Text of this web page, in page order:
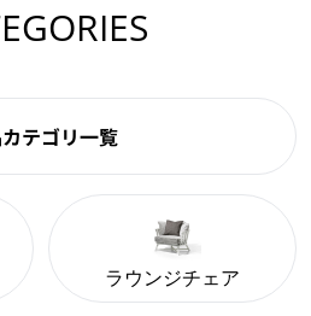
テゴリ一覧
ラウンジチェア